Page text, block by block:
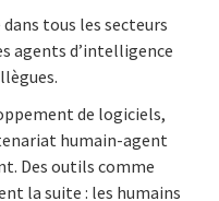
tous les secteurs
agents d’intelligence
de logiciels,
humain-agent
Des outils comme
la suite : les humains